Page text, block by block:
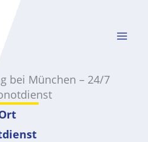
bei München – 24/7